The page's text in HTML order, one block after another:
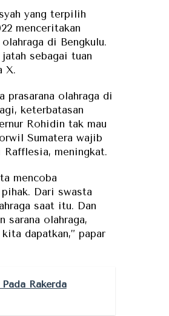
yang terpilih
menceritakan
di Bengkulu.
sebagai tuan
X.
prasarana olahraga di
keterbatasan
Rohidin tak mau
Sumatera wajib
meningkat.
mencoba
Dari swasta
saat itu. Dan
sarana olahraga,
dapatkan,” papar
Rakerda